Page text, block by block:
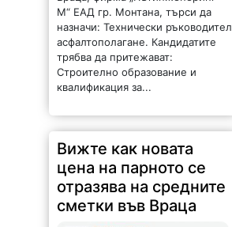
М“ ЕАД гр. Монтана, търси да
назначи: Технически ръководител
асфалтополагане. Кандидатите
трябва да притежават:
Строително образование и
квалификация за...
Вижте как новата
цена на парното се
отразява на средните
сметки във Враца